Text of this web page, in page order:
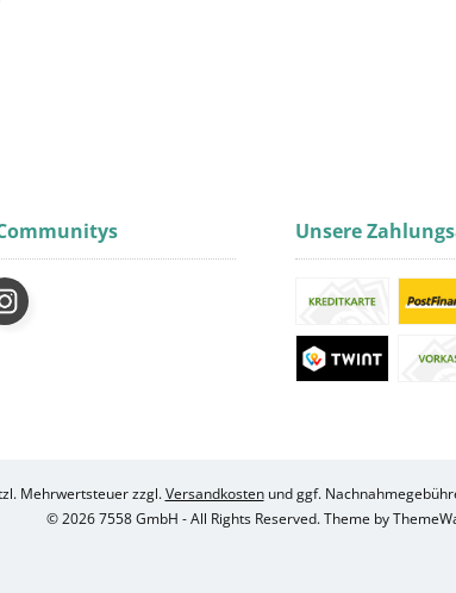
Unsere
Mehrwertsteuer zzgl.Versandkostenund ggf.
© 2026 7558 GmbH - All Rights Reserved. Theme by